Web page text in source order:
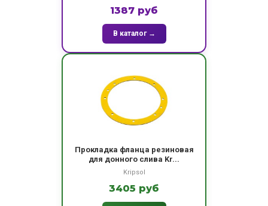
1387 руб
В каталог →
Прокладка фланца резиновая
для донного слива Kr...
Kripsol
3405 руб